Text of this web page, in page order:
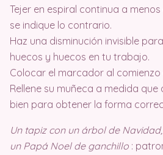
Tejer en espiral continua a menos
se indique lo contrario.
Haz una disminución invisible
huecos y huecos en tu trabajo.
Colocar el marcador al
Rellene su muñeca a medida
bien para obtener la forma
Un tapiz con un árbol de
un Papá Noel de ganchillo :